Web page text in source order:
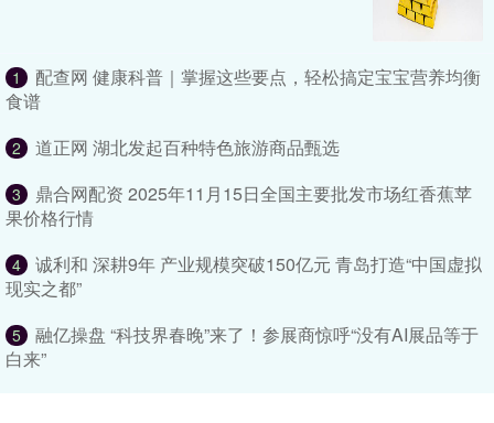
1
配查网 健康科普｜掌握这些要点，轻松搞定宝宝营养均衡
食谱
2 道正网 湖北发起百种特色旅游商品甄选
3
鼎合网配资 2025年11月15日全国主要批发市场红香蕉苹
果价格行情
4
诚利和 深耕9年 产业规模突破150亿元 青岛打造“中国虚拟
现实之都”
5
融亿操盘 “科技界春晚”来了！参展商惊呼“没有AI展品等于
白来”